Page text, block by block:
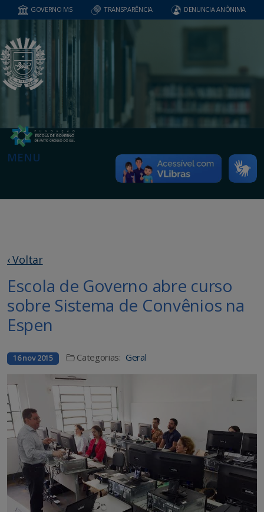
GOVERNO MS TRANSPARÊNCIA DENUNCIA ANÔNIMA
MENU
‹ Voltar
Escola de Governo abre curso
sobre Sistema de Convênios na
Espen
16 nov 2015 Categorias: Geral